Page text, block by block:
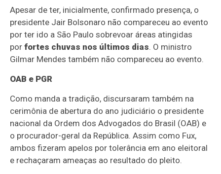
Apesar de ter, inicialmente, confirmado presença, o
presidente Jair Bolsonaro não compareceu ao evento
por ter ido a São Paulo sobrevoar áreas atingidas
porfortes chuvas nos últimos dias. O ministro
Gilmar Mendes também não compareceu ao evento.
OAB e PGR
Como manda a tradição, discursaram também na
cerimônia de abertura do ano judiciário o presidente
nacional da Ordem dos Advogados do Brasil (OAB) e
o procurador-geral da República. Assim como Fux,
ambos fizeram apelos por tolerância em ano eleitoral
e rechaçaram ameaças ao resultado do pleito.